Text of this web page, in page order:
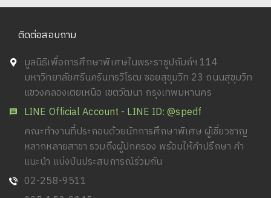
ติดต่อสอบถาม
มูลนิธิเพื่อการศึกษาพิเศษในพระราชูปถัมภ์ฯ 114
มหาวิทยาลัยศรีนครินทรวิโรฒ ซอยสุขุมวิท 23 ถนนสุขุมวิท
แขวงคลองเตยเหนือ เขตวัฒนา กรุงเทพมหานคร
LINE Official Account - LINE ID: @spedf
คณะทำงานที่ประกอบด้วยนักการศึกษาพิเศษ ผู้เชี่ยวชาญ
หลากหลายสาขา รวมถึงผู้ปกครอง พร้อมให้คำปรึกษา คำ
แนะนำ แบ่งปันประสบการณ์ร่วมกัน
02-258-9511